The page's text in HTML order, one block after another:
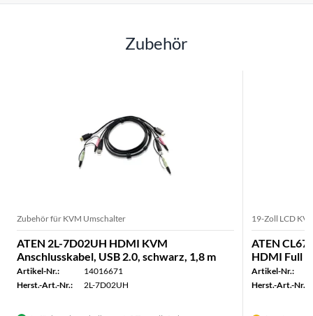
Zubehör
Zubehör für KVM Umschalter
ATEN 2L-7D02UH HDMI KVM
Anschlusskabel, USB 2.0, schwarz, 1,8 m
Artikel-Nr.:
14016671
Herst.-Art.-Nr.:
2L-7D02UH
19-Zoll LCD
ATEN
HDMI Full
Artikel-Nr.:
Herst.-Art.-Nr.: